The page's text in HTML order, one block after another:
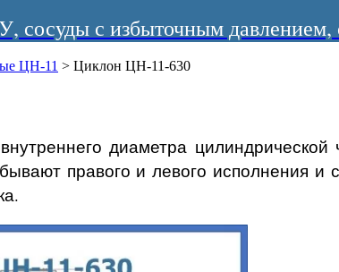
с избыточным давлением,
ЦН-11 > Циклон ЦН-11-630
диаметра
правого и левого исполнения и